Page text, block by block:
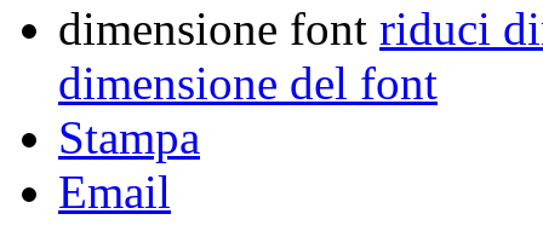
dimensione font riduci
dimensione del font
Stampa
Email